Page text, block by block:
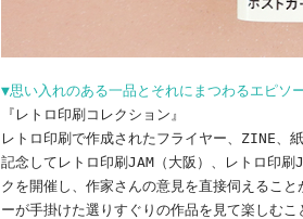
▼思い入れのある一品とそれにまつわるエピソ
『レトロ印刷コレクション』
レトロ印刷で作成されたフライヤー、ZINE
記念してレトロ印刷JAM（大阪）、レトロ印刷
クを開催し、作家さんの意見を直接伺えるこ
ーが手掛けた選りすぐりの作品を見て楽しむ